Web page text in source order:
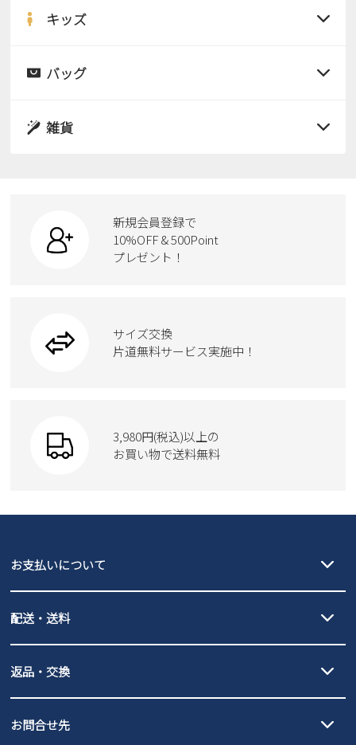
サンダル
スニーカー
カジュアルシューズ
ワークシューズ
ウェア
moz
サンダル
ローファー
ブーツ
Parade
GAP
キッズ
サンダル
スクール
new balance
瞬足
バッグ
ボディバッグ
ハンドバッグ
トートバッグ
雑貨
ケア用品
新規会員登録で
10%OFF & 500Point
プレゼント！
サイズ交換
片道無料サービス実施中！
3,980円(税込)以上の
お買い物で送料無料
お支払いについて
PayPay（オンライン決済）、代金引換のご利用が可能です。
配送・送料
北海道・本州・四国・九州…550円
3,980円（税込）以上お買い上げで送料無料
全国一律…220円（税込）
発送日・送料詳細についてはご利用ガイドを
ご利用ください。
返品・交換
の片道無料サービスを実施中！
お問合せ先